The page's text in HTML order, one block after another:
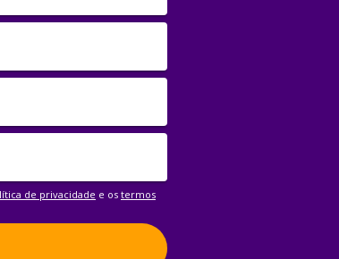
de privacidade e os termos